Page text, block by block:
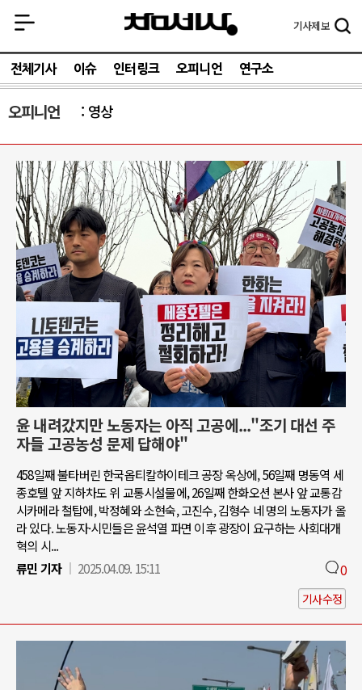
기사제보
전체기사 이슈 인터링크 오피니언 연구소
오피니언 영상
윤 내려갔지만 노동자는 아직 고공에..."조기 대선 주
자들 고공농성 문제 답해야"
458일째 불타버린 한국옵티칼하이테크 공장 옥상에, 56일째 명동역 세
종호텔 앞 지하차도 위 교통시설물에, 26일째 한화오션 본사 앞 교통감
시카메라 철탑에, 박정혜와 소현숙, 고진수, 김형수 네 명의 노동자가 올
라 있다. 노동자·시민들은 윤석열 파면 이후 광장이 요구하는 사회대개
혁의 시...
류민 기자
2025.04.09. 15:11 0
기사수정